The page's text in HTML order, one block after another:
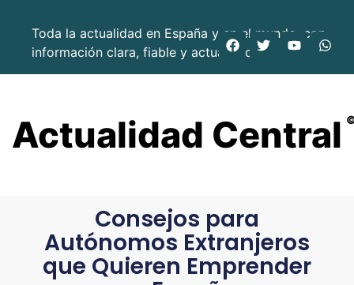
Toda la actualidad en España y en el mundo, con
información clara, fiable y actualizada.
Actualidad Central
Consejos para
Autónomos Extranjeros
que Quieren Emprender